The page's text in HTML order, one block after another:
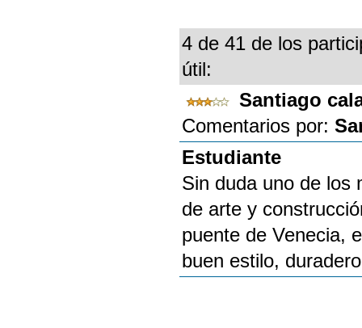
4 de 41 de los
útil:
Santiago
Comentarios por:
Estudiante
Sin duda uno de los
de arte y
puente de Venecia,
buen estilo,